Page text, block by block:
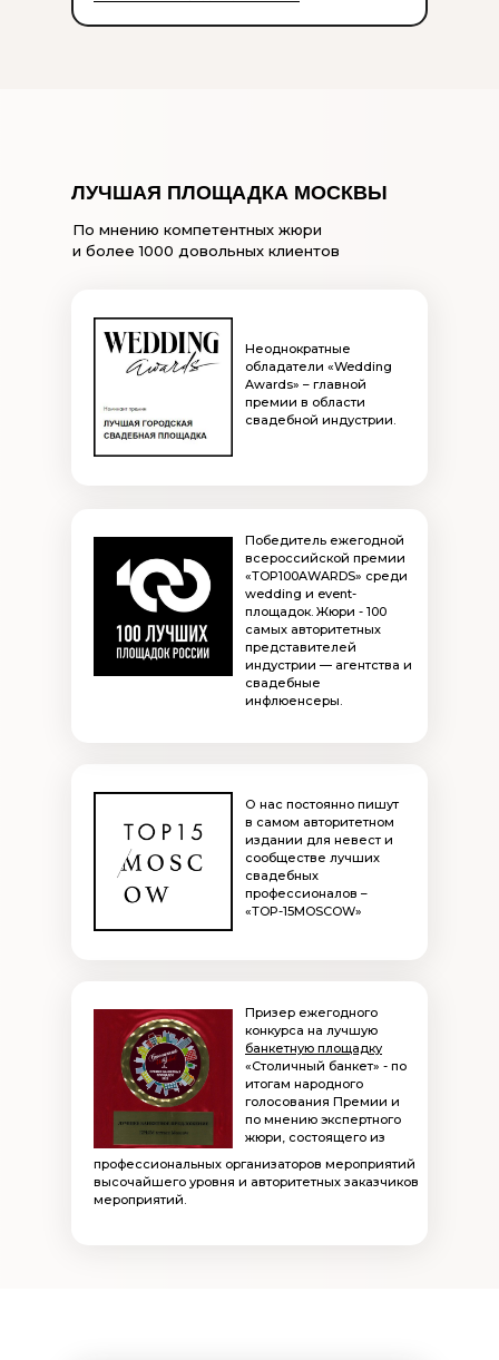
ЛУЧШАЯ ПЛОЩАДКА МОСКВЫ
По мнению компетентных жюри
и более 1000 довольных клиентов
Неоднократные
обладатели «Wedding
Awards» – главной
премии в области
свадебной индустрии.
О нас постоянно пишут
в самом авторитетном
издании для невест и
сообществе лучших
свадебных
профессионалов –
«TOP-15MOSCOW»
Победитель ежегодной
всероссийской премии
«TOP100AWARDS» среди
wedding и event-
площадок. Жюри - 100
самых авторитетных
представителей
индустрии — агентства и
свадебные
инфлюенсеры.
Призер ежегодного
конкурса на лучшую
банкетную площадку
«Столичный банкет» - по
итогам народного
голосования Премии и
по мнению экспертного
жюри, состоящего из
профессиональных организаторов мероприятий
высочайшего уровня и авторитетных заказчиков
мероприятий.